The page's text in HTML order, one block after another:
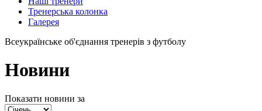
Тренерська колонка
Галерея
Всеукраїнське об'єднання тренерів з футболу
Новини
Показати новини за